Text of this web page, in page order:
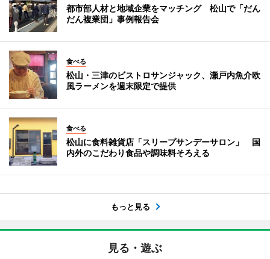
都市部人材と地域企業をマッチング 松山で「だん
だん複業団」事例報告会
食べる
松山・三津のビストロサンジャック、瀬戸内魚介欧
風ラーメンを週末限定で提供
食べる
松山に食料雑貨店「スリープサンデーサロン」 国
内外のこだわり食品や調味料そろえる
もっと見る
見る・遊ぶ